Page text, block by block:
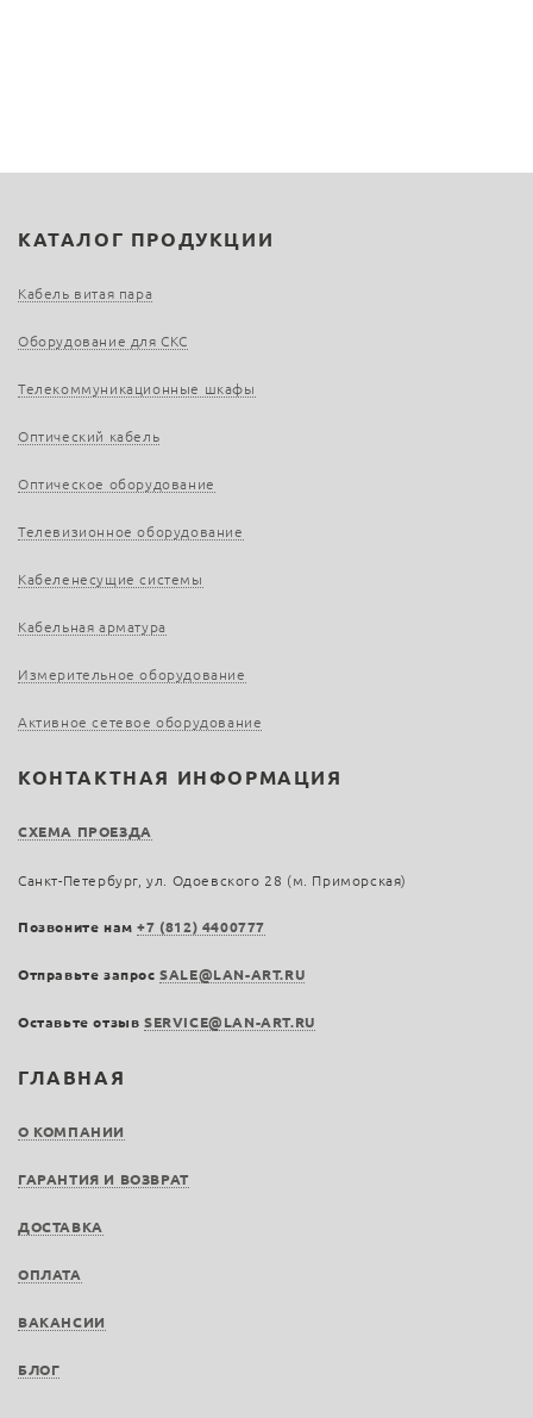
ГЛАВНАЯ
О КОМПАНИИ
ГАРАНТИЯ И ВОЗВРАТ
ДОСТАВКА
ОПЛАТА
ВАКАНСИИ
БЛОГ
КАТАЛОГ ПРОДУКЦИИ
Кабель витая пара
Оборудование для СКС
Телекоммуникационные шкафы
Оптический кабель
Оптическое оборудование
Телевизионное оборудование
Кабеленесущие системы
Кабельная арматура
Измерительное оборудование
Активное сетевое оборудование
КОНТАКТНАЯ ИНФОРМАЦИЯ
СХЕМА ПРОЕЗДА
Санкт-Петербург, ул. Одоевского 28 (м. Приморская)
Позвоните нам+7 (812) 4400777
Отправьте запросSALE@LAN-ART.RU
Оставьте отзыв SERVICE@LAN-ART.RU